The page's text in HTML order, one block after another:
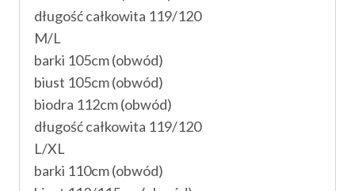
długość całkowita 119/120
M/L
barki 105cm (obwód)
biust 105cm (obwód)
biodra 112cm (obwód)
długość całkowita 119/120
L/XL
barki 110cm (obwód)